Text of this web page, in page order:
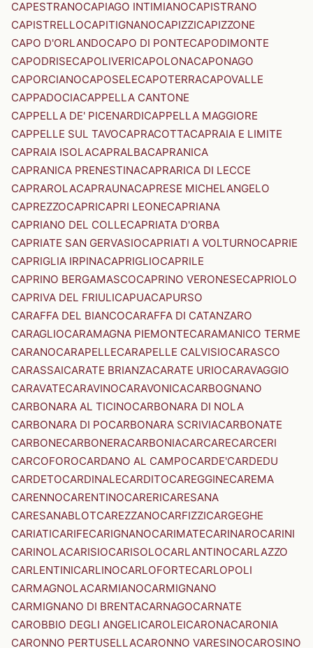
CAPESTRANOCAPIAGO INTIMIANOCAPISTRANO
CAPISTRELLOCAPITIGNANOCAPIZZICAPIZZONE
CAPO D'ORLANDOCAPO DI PONTECAPODIMONTE
CAPODRISECAPOLIVERICAPOLONACAPONAGO
CAPORCIANOCAPOSELECAPOTERRACAPOVALLE
CAPPADOCIACAPPELLA CANTONE
CAPPELLA DE' PICENARDICAPPELLA MAGGIORE
CAPPELLE SUL TAVOCAPRACOTTACAPRAIA E LIMITE
CAPRAIA ISOLACAPRALBACAPRANICA
CAPRANICA PRENESTINACAPRARICA DI LECCE
CAPRAROLACAPRAUNACAPRESE MICHELANGELO
CAPREZZOCAPRICAPRI LEONECAPRIANA
CAPRIANO DEL COLLECAPRIATA D'ORBA
CAPRIATE SAN GERVASIOCAPRIATI A VOLTURNOCAPRIE
CAPRIGLIA IRPINACAPRIGLIOCAPRILE
CAPRINO BERGAMASCOCAPRINO VERONESECAPRIOLO
CAPRIVA DEL FRIULICAPUACAPURSO
CARAFFA DEL BIANCOCARAFFA DI CATANZARO
CARAGLIOCARAMAGNA PIEMONTECARAMANICO TERME
CARANOCARAPELLECARAPELLE CALVISIOCARASCO
CARASSAICARATE BRIANZACARATE URIOCARAVAGGIO
CARAVATECARAVINOCARAVONICACARBOGNANO
CARBONARA AL TICINOCARBONARA DI NOLA
CARBONARA DI POCARBONARA SCRIVIACARBONATE
CARBONECARBONERACARBONIACARCARECARCERI
CARCOFOROCARDANO AL CAMPOCARDE'CARDEDU
CARDETOCARDINALECARDITOCAREGGINECAREMA
CARENNOCARENTINOCARERICARESANA
CARESANABLOTCAREZZANOCARFIZZICARGEGHE
CARIATICARIFECARIGNANOCARIMATECARINAROCARINI
CARINOLACARISIOCARISOLOCARLANTINOCARLAZZO
CARLENTINICARLINOCARLOFORTECARLOPOLI
CARMAGNOLACARMIANOCARMIGNANO
CARMIGNANO DI BRENTACARNAGOCARNATE
CAROBBIO DEGLI ANGELICAROLEICARONACARONIA
CARONNO PERTUSELLACARONNO VARESINOCAROSINO